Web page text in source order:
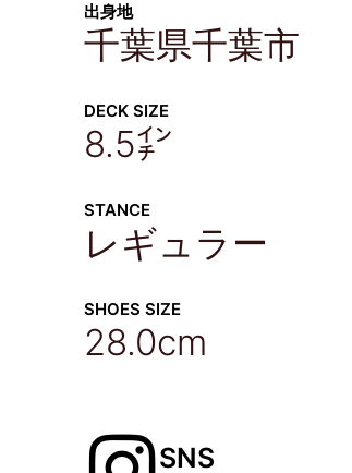
出身地
千葉県千葉市
DECK SIZE
8.5㌅
STANCE
レギュラー
SHOES SIZE
28.0cm
SNS